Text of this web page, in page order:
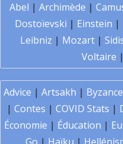
Abel | Archimède |
Dostoïevski | Einstein |
Leibniz | Mozart |
Voltaire |
Advice | Artsakh | Byzance
| Contes | COVID Stats |
Économie | Éducation |